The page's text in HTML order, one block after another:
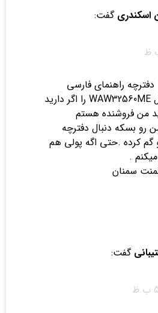
گفت:
راهنمای فارسی
لباسشویی بوش مدل WAW32560ME را اگر دارید
من فروشنده هستم
بسکه دنبال دفترچه
کرده .حتی اگه پولی هم
.
سمنان
گفت: